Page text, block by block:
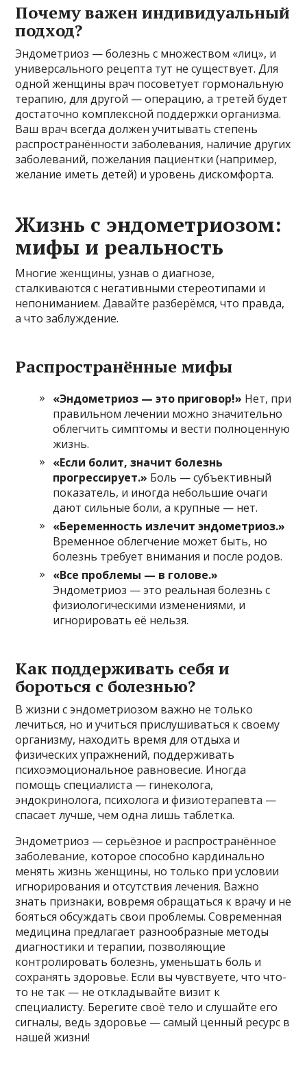
Почему важен индивидуальный
подход?
Эндометриоз — болезнь с множеством «лиц», и
универсального рецепта тут не существует. Для
одной женщины врач посоветует гормональную
терапию, для другой — операцию, а третей будет
достаточно комплексной поддержки организма.
Ваш врач всегда должен учитывать степень
распространённости заболевания, наличие других
заболеваний, пожелания пациентки (например,
желание иметь детей) и уровень дискомфорта.
Жизнь с эндометриозом:
мифы и реальность
Многие женщины, узнав о диагнозе,
сталкиваются с негативными стереотипами и
непониманием. Давайте разберёмся, что правда,
а что заблуждение.
Распространённые мифы
«Эндометриоз — это приговор!» Нет, при
правильном лечении можно значительно
облегчить симптомы и вести полноценную
жизнь.
«Если болит, значит болезнь
прогрессирует.» Боль — субъективный
показатель, и иногда небольшие очаги
дают сильные боли, а крупные — нет.
«Беременность излечит эндометриоз.»
Временное облегчение может быть, но
болезнь требует внимания и после родов.
«Все проблемы — в голове.»
Эндометриоз — это реальная болезнь с
физиологическими изменениями, и
игнорировать её нельзя.
Как поддерживать себя и
бороться с болезнью?
В жизни с эндометриозом важно не только
лечиться, но и учиться прислушиваться к своему
организму, находить время для отдыха и
физических упражнений, поддерживать
психоэмоциональное равновесие. Иногда
помощь специалиста — гинеколога,
эндокринолога, психолога и физиотерапевта —
спасает лучше, чем одна лишь таблетка.
Эндометриоз — серьёзное и распространённое
заболевание, которое способно кардинально
менять жизнь женщины, но только при условии
игнорирования и отсутствия лечения. Важно
знать признаки, вовремя обращаться к врачу и не
бояться обсуждать свои проблемы. Современная
медицина предлагает разнообразные методы
диагностики и терапии, позволяющие
контролировать болезнь, уменьшать боль и
сохранять здоровье. Если вы чувствуете, что что-
то не так — не откладывайте визит к
специалисту. Берегите своё тело и слушайте его
сигналы, ведь здоровье — самый ценный ресурс в
нашей жизни!